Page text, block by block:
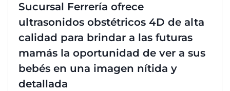
Sucursal Ferrería ofrece
ultrasonidos obstétricos 4D de alta
calidad para brindar a las futuras
mamás la oportunidad de ver a sus
bebés en una imagen nítida y
detallada